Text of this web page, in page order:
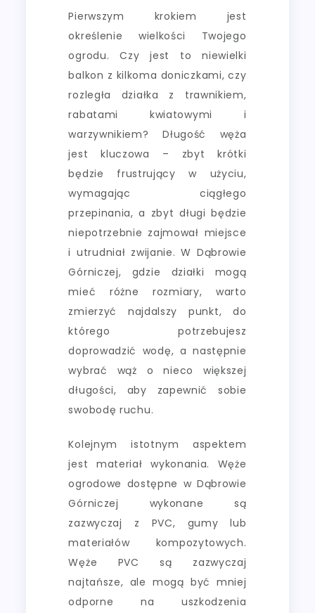
Pierwszym krokiem jest
określenie wielkości Twojego
ogrodu. Czy jest to niewielki
balkon z kilkoma doniczkami, czy
rozległa działka z trawnikiem,
rabatami kwiatowymi i
warzywnikiem? Długość węża
jest kluczowa – zbyt krótki
będzie frustrujący w użyciu,
wymagając ciągłego
przepinania, a zbyt długi będzie
niepotrzebnie zajmował miejsce
i utrudniał zwijanie. W Dąbrowie
Górniczej, gdzie działki mogą
mieć różne rozmiary, warto
zmierzyć najdalszy punkt, do
którego potrzebujesz
doprowadzić wodę, a następnie
wybrać wąż o nieco większej
długości, aby zapewnić sobie
swobodę ruchu.
Kolejnym istotnym aspektem
jest materiał wykonania. Węże
ogrodowe dostępne w Dąbrowie
Górniczej wykonane są
zazwyczaj z PVC, gumy lub
materiałów kompozytowych.
Węże PVC są zazwyczaj
najtańsze, ale mogą być mniej
odporne na uszkodzenia